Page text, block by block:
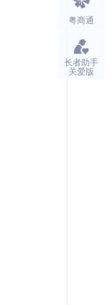
粤商通
长者助手
关爱版